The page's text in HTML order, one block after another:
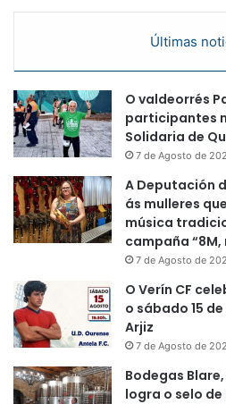
Últimas
O valdeorrés
participantes
Solidaria de
7 de Agosto de
A Deputación
ás mulleres
música
campaña “8M,
7 de Agosto de
O Verín CF
o sábado 15
Arjiz
7 de Agosto de
Bodegas
logra o selo